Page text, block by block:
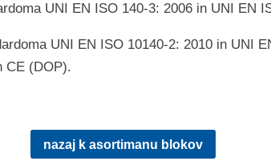
UNI EN ISO 140-3: 2006 in UNI EN
UNI EN ISO 10140-2: 2010 in UNI
CE (DOP).
nazaj k asortimanu blokov